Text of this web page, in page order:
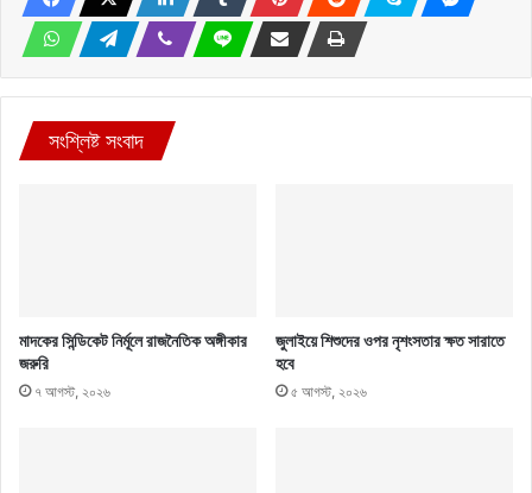
সংশ্লিষ্ট সংবাদ
মাদকের সিন্ডিকেট নির্মূলে রাজনৈতিক অঙ্গীকার
জরুরি
৭ আগস্ট, ২০২৬
জুলাইয়ে শিশুদের ওপর নৃশংসতার ক্ষত সারাতে
হবে
৫ আগস্ট, ২০২৬